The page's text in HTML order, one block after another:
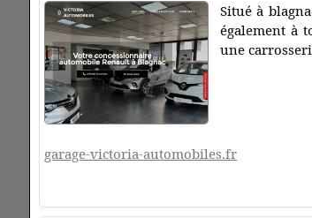
Situé à
également à
une
garage-victoria-automobiles.fr